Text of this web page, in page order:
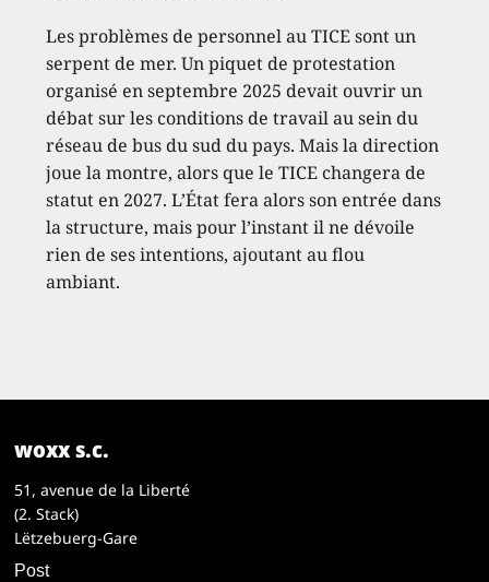
Les problèmes de personnel au TICE sont un
serpent de mer. Un piquet de protestation
organisé en septembre 2025 devait ouvrir un
débat sur les conditions de travail au sein du
réseau de bus du sud du pays. Mais la direction
joue la montre, alors que le TICE changera de
statut en 2027. L’État fera alors son entrée dans
la structure, mais pour l’instant il ne dévoile
rien de ses intentions, ajoutant au flou
ambiant.
woxx s.c.
51, avenue de la Liberté
(2. Stack)
Lëtzebuerg-Gare
Post